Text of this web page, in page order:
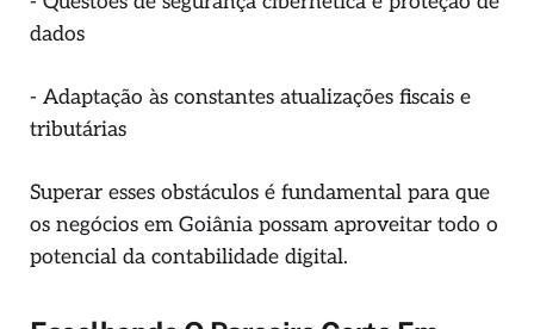
dados
- Adaptação às constantes atualizações fiscais e
tributárias
Superar esses obstáculos é fundamental para que
os negócios em Goiânia possam aproveitar todo o
potencial da contabilidade digital.